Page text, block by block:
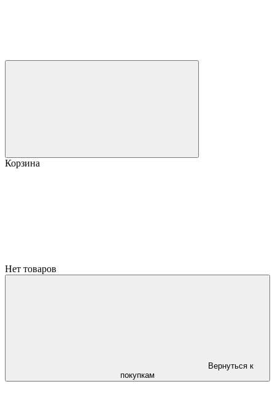
Корзина
Нет товаров
Вернуться к
покупкам